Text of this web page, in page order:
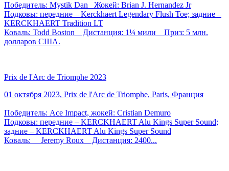
Победитель: Mystik Dan Жокей: Brian J. Hernandez Jr
Подковы: передние – Kerckhaert Legendary Flush Toe; задние –
KERCKHAERT Tradition LT
Коваль: Todd Boston Дистанция: 1¼ мили Приз: 5 млн.
долларов США.
Prix de l'Arc de Triomphe 2023
01 октября 2023, Prix de l'Arc de Triomphe, Paris, Франция
Победитель: Ace Impact, жокей: Cristian Demuro
Подковы: передние – KERCKHAERT Alu Kings Super Sound;
задние – KERCKHAERT Alu Kings Super Sound
Коваль: Jeremy Roux Дистанция: 2400...